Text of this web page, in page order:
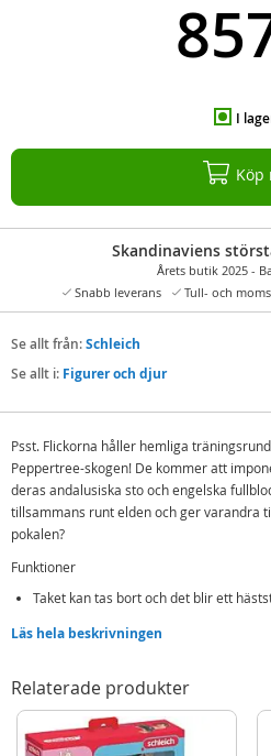
I
Köp
Skandinaviens
Årets butik 2025 -
Snabb leverans
Tull- och
Se allt från:Schleich
Se allt i: Figurer och djur
Psst. Flickorna håller hemliga
Peppertree-skogen! De kommer att
deras andalusiska sto och engelska
tillsammans runt elden och ger varandra
pokalen?
Funktioner
Taket kan tas bort och det blir ett
Många delar är funktionella, till
fönster och dörrar, lutningsbart
Staketet har flera möjligheter för
ridskola och häststall.
Läs hela beskrivningen
Relaterade produkter